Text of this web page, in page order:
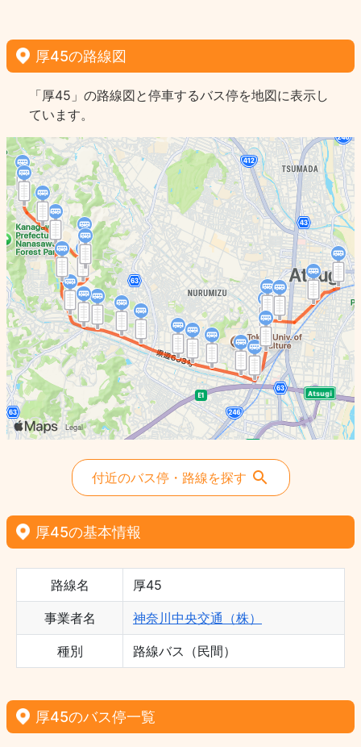
厚45の路線図
「厚45」の路線図と停車するバス停を地図に表示し
ています。
付近のバス停・路線を探す
厚45の基本情報
路線名 厚45
事業者名 神奈川中央交通（株）
種別 路線バス（民間）
厚45のバス停一覧